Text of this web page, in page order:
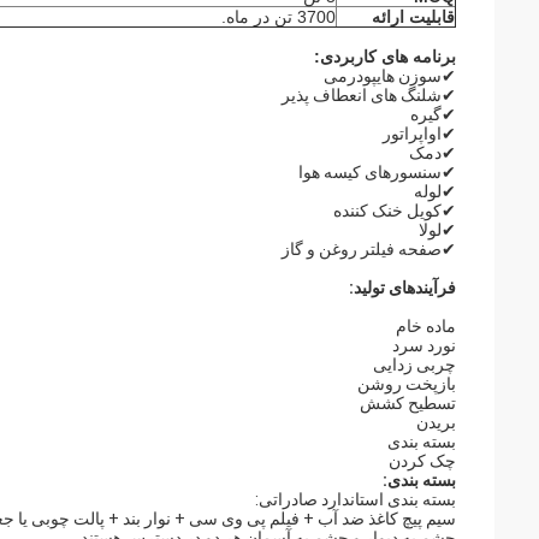
قابلیت ارائه
3700 تن در ماه.
برنامه های کاربردی:
✔سوزن هایپودرمی
✔شلنگ های انعطاف پذیر
✔گیره
✔اواپراتور
✔دمک
✔سنسورهای کیسه هوا
✔لوله
✔کویل خنک کننده
✔لولا
✔صفحه فیلتر روغن و گاز
فرآیندهای تولید:
ماده خام
نورد سرد
چربی زدایی
بازپخت روشن
تسطیح کشش
بریدن
بسته بندی
چک کردن
بسته بندی:
بسته بندی استاندارد صادراتی:
سیم پیچ کاغذ ضد آب + فیلم پی وی سی + نوار بند + پالت چوبی یا